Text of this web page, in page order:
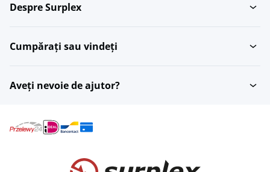
Despre Surplex
Cumpărați sau vindeți
Aveți nevoie de ajutor?